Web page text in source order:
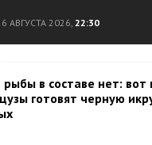
6 АВГУСТА 2026, 22:30
в составе нет: вот
готовят черную